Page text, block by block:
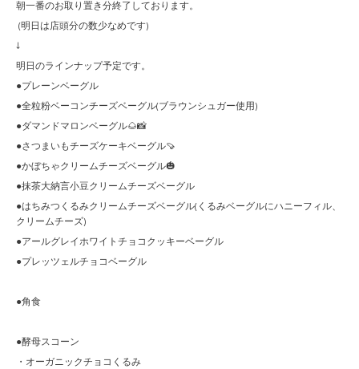
朝一番のお取り置き分終了しております。
(明日は店頭分の数少なめです)
↓
明日のラインナップ予定です。
●プレーンベーグル
●全粒粉ベーコンチーズベーグル(ブラウンシュガー使用)
●ダマンドマロンベーグル🌰📸
●さつまいもチーズケーキベーグル🍠
●かぼちゃクリームチーズベーグル🎃
●抹茶大納言小豆クリームチーズベーグル
●はちみつくるみクリームチーズベーグル(くるみベーグルにハニーフィル、
クリームチーズ)
●アールグレイホワイトチョコクッキーベーグル
●プレッツェルチョコベーグル
●角食
●酵母スコーン
・オーガニックチョコくるみ